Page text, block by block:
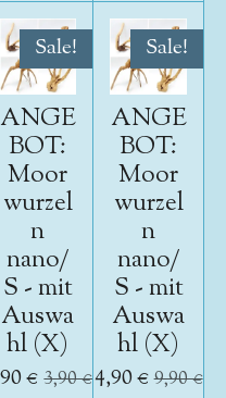
Sale!
ANGE
BOT:
Moor
wurzel
n
nano/
S - mit
Auswa
hl (X)
€ 3,90 €
Sale!
ANGE
BOT:
Moor
wurzel
n
nano/
S - mit
Auswa
hl (X)
4,90 €9,90 €